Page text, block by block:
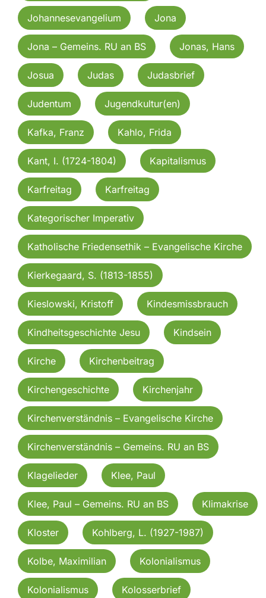
Johannesevangelium Jona
Jona – Gemeins. RU an BS Jonas, Hans
Josua Judas Judasbrief
Judentum Jugendkultur(en)
Kafka, Franz Kahlo, Frida
Kant, I. (1724-1804) Kapitalismus
Karfreitag Karfreitag
Kategorischer Imperativ
Katholische Friedensethik – Evangelische Kirche
Kierkegaard, S. (1813-1855)
Kieslowski, Kristoff Kindesmissbrauch
Kindheitsgeschichte Jesu Kindsein
Kirche Kirchenbeitrag
Kirchengeschichte Kirchenjahr
Kirchenverständnis – Evangelische Kirche
Kirchenverständnis – Gemeins. RU an BS
Klagelieder Klee, Paul
Klee, Paul – Gemeins. RU an BS Klimakrise
Kloster Kohlberg, L. (1927-1987)
Kolbe, Maximilian Kolonialismus
Kolonialismus Kolosserbrief